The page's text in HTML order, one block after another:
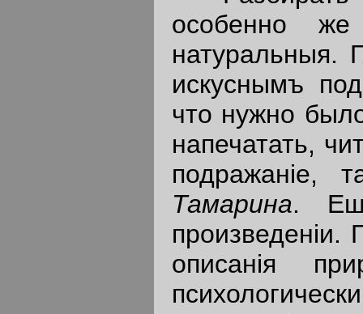
особенно
натуральныя.
искуснымъ
что нужно
напечатать,
подражанiе,
Тамарина.
произведенiи.
описанiя